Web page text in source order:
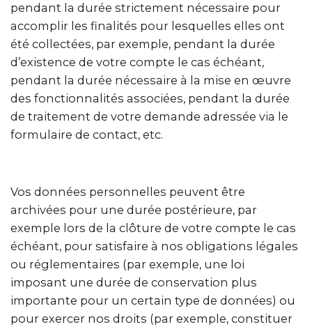
pendant la durée strictement nécessaire pour
accomplir les finalités pour lesquelles elles ont
été collectées, par exemple, pendant la durée
d’existence de votre compte le cas échéant,
pendant la durée nécessaire à la mise en œuvre
des fonctionnalités associées, pendant la durée
de traitement de votre demande adressée via le
formulaire de contact, etc.
Vos données personnelles peuvent être
archivées pour une durée postérieure, par
exemple lors de la clôture de votre compte le cas
échéant, pour satisfaire à nos obligations légales
ou réglementaires (par exemple, une loi
imposant une durée de conservation plus
importante pour un certain type de données) ou
pour exercer nos droits (par exemple, constituer